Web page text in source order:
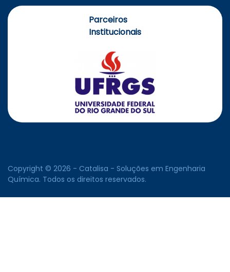
Parceiros
Institucionais
Copyright © 2026 - Catalisa - Soluções em Engenharia
Química. Todos os direitos reservados.